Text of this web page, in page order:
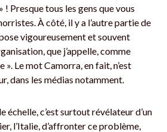
Presque tous les gens que vous
À côté, il y a l’autre partie de
vigoureusement et souvent
que j’appelle, comme
». Le mot Camorra, en fait, n’est
dans les médias notamment.
échelle, c’est surtout révélateur d’un
l’Italie, d’affronter ce problème,